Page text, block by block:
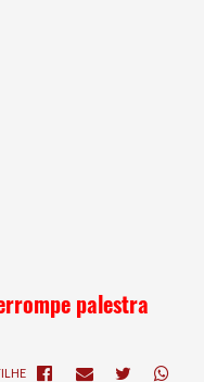
palestra